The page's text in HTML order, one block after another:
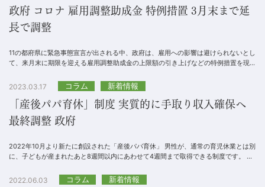
政府 コロナ 雇用調整助成金 特例措置 3月末まで延
長で調整
11の都府県に緊急事態宣言が出される中、政府は、雇用への影響は避けられないとし
て、来月末に期限を迎える雇用調整助成金の上限額の引き上げなどの特例措置を現在
2023.03.17 コラム 新着情報
「産後パパ育休」制度 実質的に手取り収入確保へ
最終調整 政府
2022年10月より新たに創設された「産後パパ育休」 男性が、通常の育児休業とは別
に、子どもが産まれたあと8週間以内にあわせて4週間まで取得できる制度です。 休
2022.06.03 コラム 新着情報